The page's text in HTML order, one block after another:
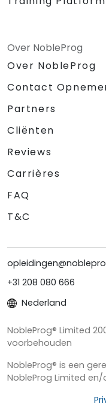
Over NobleProg
Over NobleProg
Contact
Partners
Cliënten
Reviews
Carrières
FAQ
T&C
+31 208 080 666
Nederland
NobleProg® Limited
voorbehouden
NobleProg® is een
NobleProg Limited